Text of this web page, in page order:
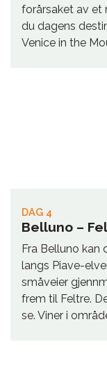
forårsaket av et
du dagens
Venice in the
DAG 4
Belluno –
Fra Belluno
langs Piave-
småveier
frem til Feltre.
se. Viner i